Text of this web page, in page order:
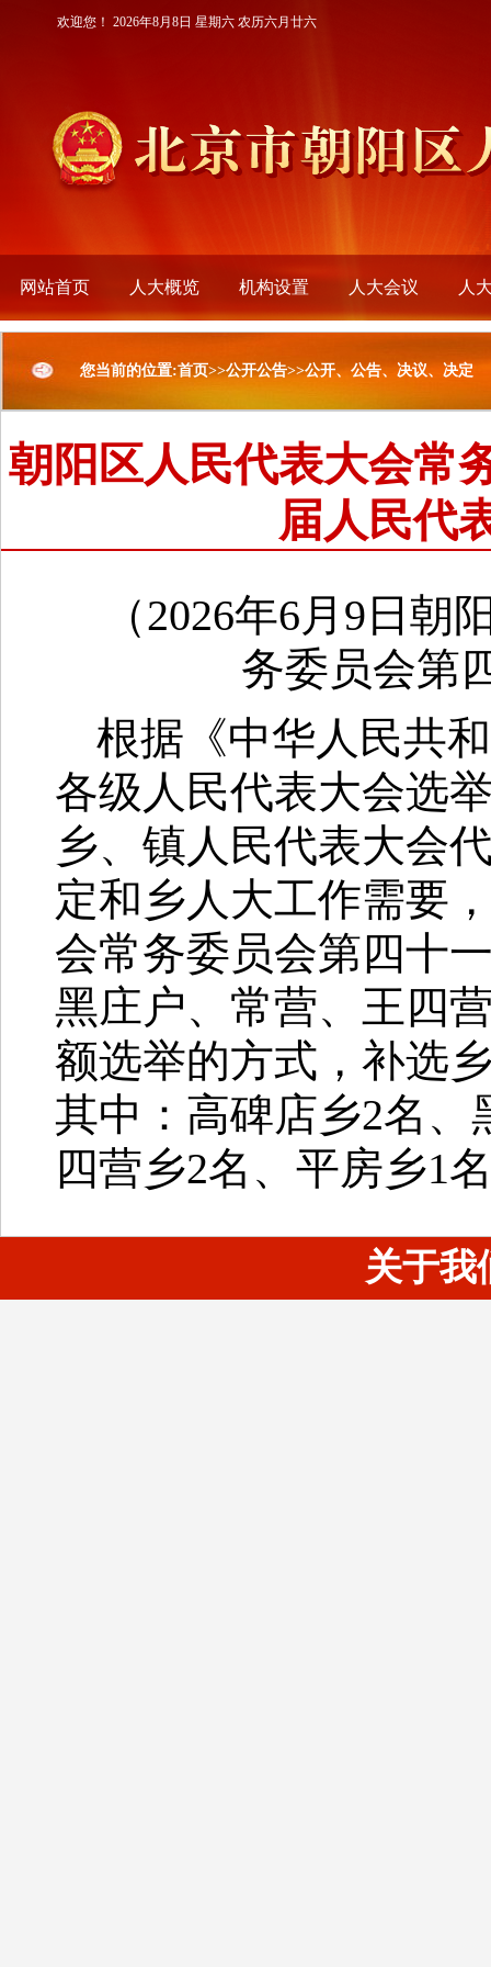
欢迎您！ 2026年8月8日 星期六 农历六月廿六
网站首页 人大概览 机构设置 人大会议 人
您当前的位置:首页>>公开公告>>公开、公告、决议、决定
朝阳区人民代表大会常
届人民代
（2026年6月9日
务委员会第
根据《中华人民共
各级人民代表大会选
乡、镇人民代表大会
定和乡人大工作需要
会常务委员会第四十
黑庄户、常营、王四
额选举的方式，补选
其中：高碑店乡2名、
四营乡2名、平房乡1
关于我